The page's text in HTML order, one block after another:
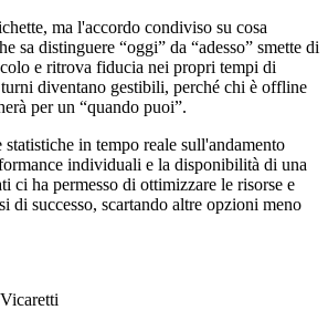
ma l'accordo condiviso su cosa
sa distinguere “oggi” da “adesso” smette di
e ritrova fiducia nei propri tempi di
diventano gestibili, perché chi è offline
per un “quando puoi”.
in tempo reale sull'andamento
individuali e la disponibilità di una
ci ha permesso di ottimizzare le risorse e
di successo, scartando altre opzioni meno